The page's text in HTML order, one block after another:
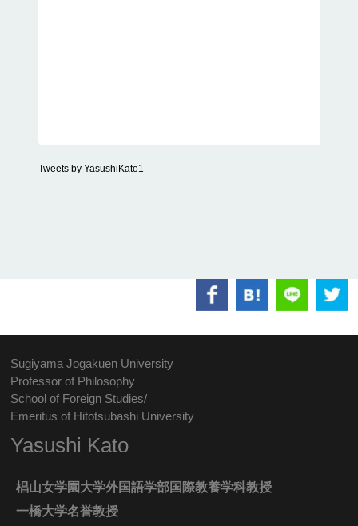
Tweets by YasushiKato1
Sugiyama Jogakuen University
Professor of Philosophy
School of Foreign Studies/
Emeritus of Hitotsubashi University
Yasushi Kato
椙山女学園大学外国語学部国際教養学科教授
一橋大学名誉教授